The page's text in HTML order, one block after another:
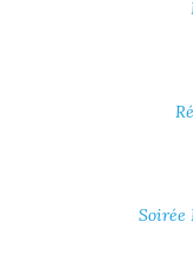
Soirée